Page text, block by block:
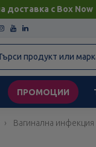
доставка с Box Now
ПРОМОЦИИ
Вагинална инфекция